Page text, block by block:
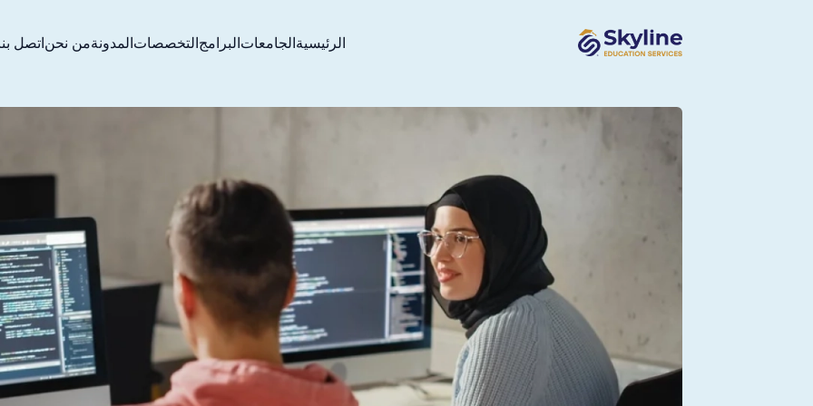
الرئيسيةالجامعاتالبرامجالتخصصاتالمدونةمن نحناتصل